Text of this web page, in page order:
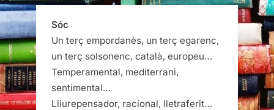
Llibreria
Sóc
Un terç empordanès, un terç egarenc,
un terç solsonenc, català, europeu…
Temperamental, mediterrani,
sentimental…
Lliurepensador, racional, lletraferit…